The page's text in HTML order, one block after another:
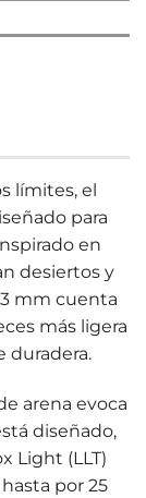
límites, el
para
en
desiertos y
mm cuenta
más ligera
duradera.
arena evoca
diseñado,
Light (LLT)
por 25